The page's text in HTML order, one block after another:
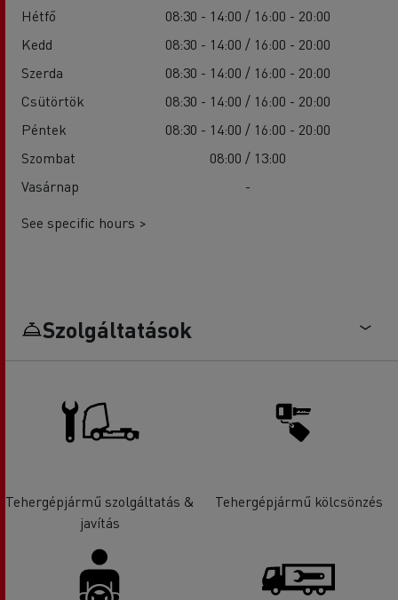
Hétfő
08:30 - 14:00 / 16:00 - 20:00
Kedd
08:30 - 14:00 / 16:00 - 20:00
Szerda
08:30 - 14:00 / 16:00 - 20:00
Csütörtök
08:30 - 14:00 / 16:00 - 20:00
Péntek
08:30 - 14:00 / 16:00 - 20:00
Szombat
08:00 / 13:00
Vasárnap
-
See specific hours >
Szolgáltatások
Tehergépjármű szolgáltatás &
javítás
Tehergépjármű kölcsönzés